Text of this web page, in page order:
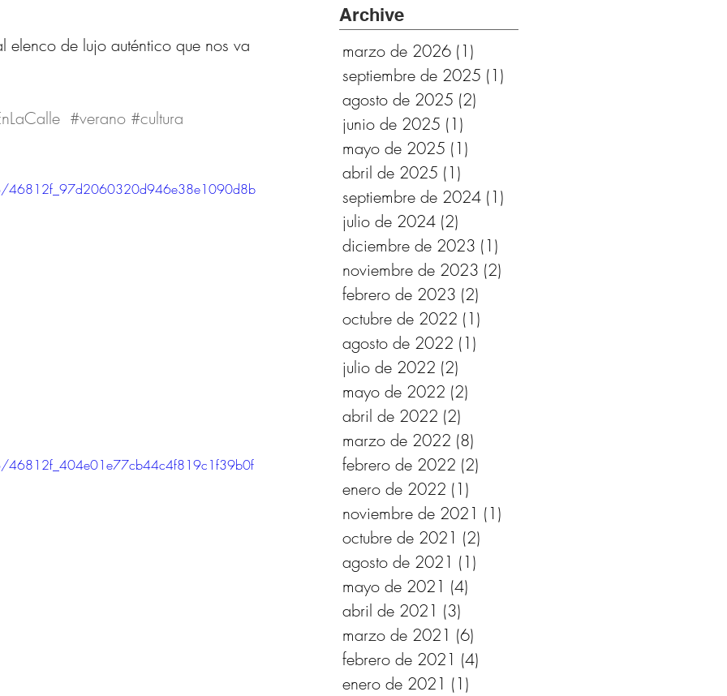
de lujo auténtico que nos va
#verano #cultura
46812f_97d2060320d946e38e1090d8b
46812f_404e01e77cb44c4f819c1f39b0f
Cádiz.
Subvencionado por
Fundación
Provincial de
Cultura de Cádiz
Archive
marzo de 2026 (1)
septiembre de 2025 (1)
agosto de 2025 (2)
junio de 2025 (1)
mayo de 2025 (1)
abril de 2025 (1)
septiembre de 2024 (1)
julio de 2024 (2)
diciembre de 2023 (1)
noviembre de 2023 (2)
febrero de 2023 (2)
octubre de 2022 (1)
agosto de 2022 (1)
julio de 2022 (2)
mayo de 2022 (2)
abril de 2022 (2)
marzo de 2022 (8)
febrero de 2022 (2)
enero de 2022 (1)
noviembre de 2021 (1)
octubre de 2021 (2)
agosto de 2021 (1)
mayo de 2021 (4)
abril de 2021 (3)
marzo de 2021 (6)
febrero de 2021 (4)
enero de 2021 (1)